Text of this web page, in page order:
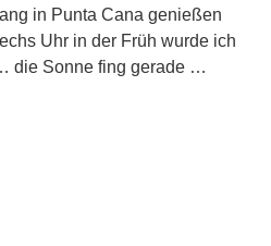
in Punta Cana genießen
Uhr in der Früh wurde ich
die Sonne fing gerade …